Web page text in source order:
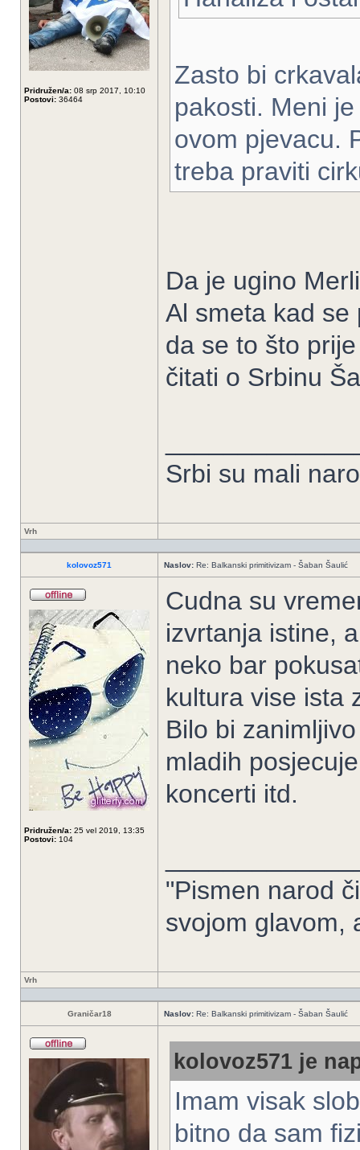
Pridružen/a: 08 srp 2017, 10:10
Postovi: 36464
Zasto bi
pakosti. Meni
ovom pjevacu.
treba praviti
Da je ugino
Al smeta kad se
da se to što
čitati o Srbinu
Srbi su mali
Vrh
kolovoz571 Naslov: Re: Balkanski primitivizam - Šaban Šaulić
Pridružen/a: 25 vel 2019, 13:35
Postovi: 104
Cudna su
izvrtanja istine,
neko bar
kultura vise ista
Bilo bi
mladih
koncerti itd.
"Pismen narod
svojom glavom,
Vrh
Graničar18 Naslov: Re: Balkanski primitivizam - Šaban Šaulić
kolovoz571 je
Imam visak
bitno da sam